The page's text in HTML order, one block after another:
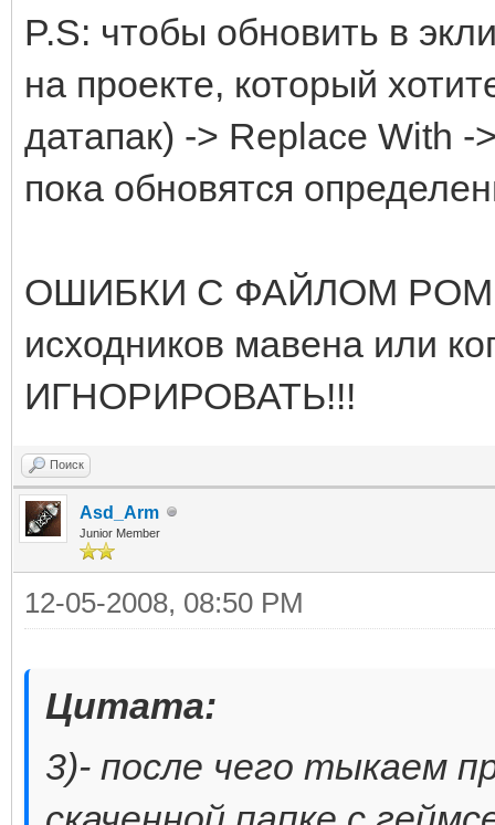
P.S: чтобы обновить в
на проекте, который
датапак) -> Replace With
пока обновятся
ОШИБКИ С ФАЙЛОМ
исходников мавена или
ИГНОРИРОВАТЬ!!!
Поиск
Asd_Arm
Junior Member
12-05-2008, 08:50 PM
Цитата:
3)- после чего тыкаем